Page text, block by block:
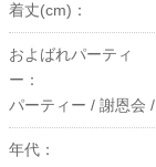
着丈(cm)：
およばれパーティ
ー：
パーティー / 謝恩会 /
年代：